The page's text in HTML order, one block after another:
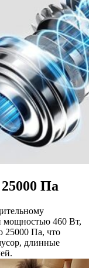
Па
мощностью 460 Вт,
25000 Па, что
длинные